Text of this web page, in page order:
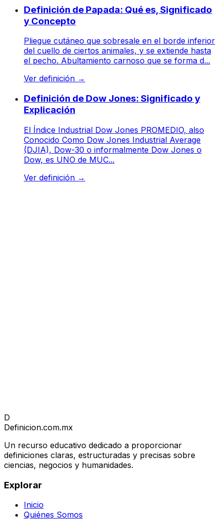
Definición de Papada: Qué es, Significado
y Concepto
Pliegue cutáneo que sobresale en el borde inferior
del cuello de ciertos animales, y se extiende hasta
el pecho. Abultamiento carnoso que se forma d...
Ver definición →
Definición de Dow Jones: Significado y
Explicación
El Índice Industrial Dow Jones PROMEDIO, also
Conocido Como Dow Jones Industrial Average
(DJIA), Dow-30 o informalmente Dow Jones o
Dow, es UNO de MUC...
Ver definición →
D
Definicion.com.mx
Un recurso educativo dedicado a proporcionar
definiciones claras, estructuradas y precisas sobre
ciencias, negocios y humanidades.
Explorar
Inicio
Quiénes Somos